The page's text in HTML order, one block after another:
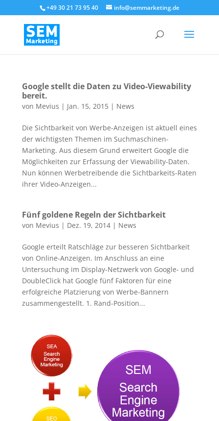
+49 30 21 73 95 40 info@semmarketing.de
Google stellt die Daten zu Video-Viewability
bereit.
von Mevius | Jan. 15, 2015| News
Die Sichtbarkeit von Werbe-Anzeigen ist aktuell eines
der wichtigsten Themen im Suchmaschinen-
Marketing. Aus diesem Grund erweitert Google die
Möglichkeiten zur Erfassung der Viewability-Daten.
Nun können Werbetreibende die Sichtbarkeits-Raten
ihrer Video-Anzeigen...
Fünf goldene Regeln der Sichtbarkeit
von Mevius | Dez. 19, 2014| News
Google erteilt Ratschläge zur besseren Sichtbarkeit
von Online-Anzeigen. Im Anschluss an eine
Untersuchung im Display-Netzwerk von Google- und
DoubleClick hat Google fünf Faktoren für eine
erfolgreiche Platzierung von Werbe-Bannern
zusammengestellt. 1. Rand-Position...